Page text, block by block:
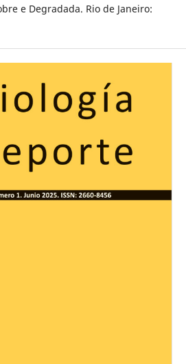
e Degradada. Rio de Janeiro: